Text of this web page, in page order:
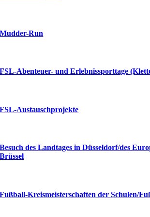
Mudder-Run
FSL-Abenteuer- und Erlebnissporttage
FSL-Austauschprojekte
Besuch des Landtages in Düsseldorf/des
Brüssel
Fußball-Kreismeisterschaften der Schulen/